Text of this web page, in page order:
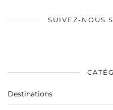
SUIVEZ-NOUS
Destinations